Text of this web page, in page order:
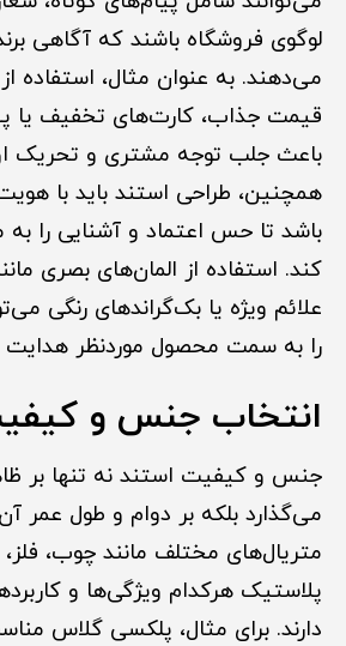
لوگوی فروشگاه باشند که آگاهی
می‌دهند. به عنوان مثال، استفاده
قیمت جذاب، کارت‌های تخفیف یا
باعث جلب توجه مشتری و تحریک
همچنین، طراحی استند باید با
باشد تا حس اعتماد و آشنایی را
کند. استفاده از المان‌های بصری
علائم ویژه یا بک‌گراندهای رنگی
را به سمت محصول موردنظر هدایت
انتخاب جنس و
جنس و کیفیت استند نه تنها بر
می‌گذارد بلکه بر دوام و طول عمر
متریال‌های مختلف مانند چوب،
پلاستیک هرکدام ویژگی‌ها و
دارند. برای مثال، پلکسی گلاس